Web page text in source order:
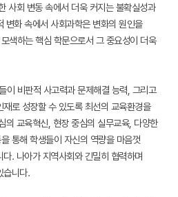
사회 변동 속에서 더욱 커지는 불확실성과
변화 속에서 사회과학은 변화의 원인을
색하는 핵심 학문으로서 그 중요성이 더욱
이 비판적 사고력과 문제해결 능력, 그리고
로 성장할 수 있도록 최선의 교육환경을
의 교육혁신, 현장 중심의 실무교육, 다양한
통해 학생들이 자신의 역량을 마음껏
. 나아가 지역사회와 긴밀히 협력하며
습니다.